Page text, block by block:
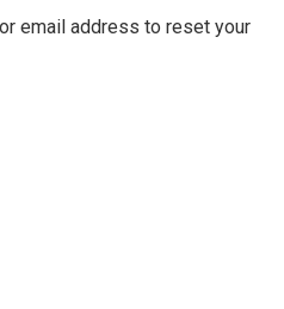
email address to reset your